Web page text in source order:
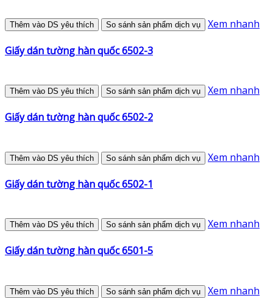
Thêm vào DS yêu thích So sánh sản phẩm dịch vụ Xem nhanh
Giấy dán tường hàn quốc 6502-3
Thêm vào DS yêu thích So sánh sản phẩm dịch vụ Xem nhanh
Giấy dán tường hàn quốc 6502-2
Thêm vào DS yêu thích So sánh sản phẩm dịch vụ Xem nhanh
Giấy dán tường hàn quốc 6502-1
Thêm vào DS yêu thích So sánh sản phẩm dịch vụ Xem nhanh
Giấy dán tường hàn quốc 6501-5
Thêm vào DS yêu thích So sánh sản phẩm dịch vụ Xem nhanh